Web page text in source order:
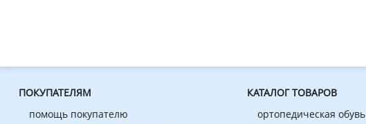
ПОКУПАТЕЛЯМ
помощь покупателю
КАТАЛОГ ТОВАРОВ
ортопедическая обувь